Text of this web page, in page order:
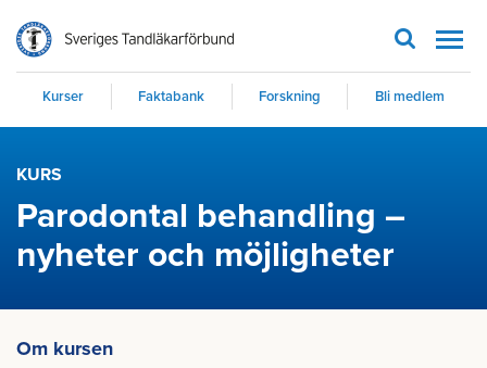
Kurser Faktabank Forskning Bli medlem
KURS
Parodontal behandling –
nyheter och möjligheter
Om kursen